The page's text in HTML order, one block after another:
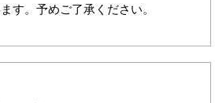
す。予めご了承ください。